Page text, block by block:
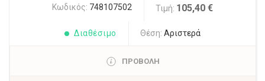
Κωδικός: 748107502 Τιμή: 105,40 €
Διαθέσιμο Θέση: Αριστερά
ΠΡΟΒΟΛΗ